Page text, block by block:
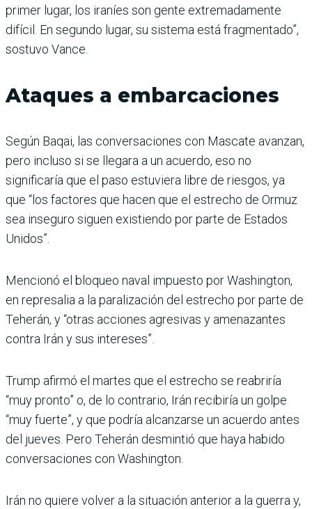
primer lugar, los iraníes son gente extremadamente
difícil. En segundo lugar, su sistema está fragmentado”,
sostuvo Vance.
Ataques a embarcaciones
Según Baqai, las conversaciones con Mascate avanzan,
pero incluso si se llegara a un acuerdo, eso no
significaría que el paso estuviera libre de riesgos, ya
que “los factores que hacen que el estrecho de Ormuz
sea inseguro siguen existiendo por parte de Estados
Unidos”.
Mencionó el bloqueo naval impuesto por Washington,
en represalia a la paralización del estrecho por parte de
Teherán, y “otras acciones agresivas y amenazantes
contra Irán y sus intereses”.
Trump afirmó el martes que el estrecho se reabriría
“muy pronto” o, de lo contrario, Irán recibiría un golpe
“muy fuerte”, y que podría alcanzarse un acuerdo antes
del jueves. Pero Teherán desmintió que haya habido
conversaciones con Washington.
Irán no quiere volver a la situación anterior a la guerra y,